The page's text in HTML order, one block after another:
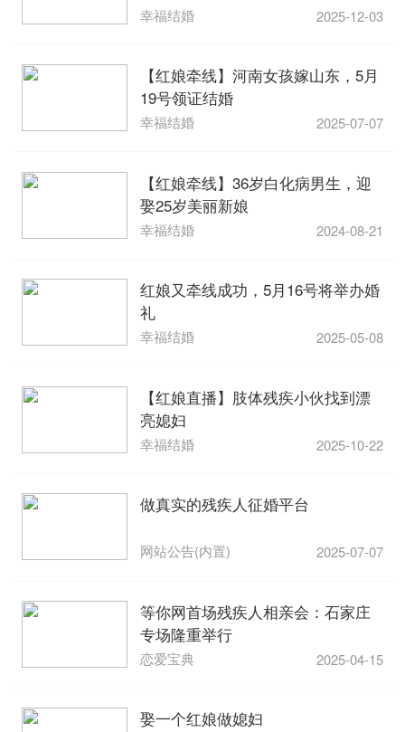
幸福结婚 2025-12-03
【红娘牵线】河南女孩嫁山东，5月
19号领证结婚
幸福结婚 2025-07-07
【红娘牵线】36岁白化病男生，迎
娶25岁美丽新娘
幸福结婚 2024-08-21
红娘又牵线成功，5月16号将举办婚
礼
幸福结婚 2025-05-08
【红娘直播】肢体残疾小伙找到漂
亮媳妇
幸福结婚 2025-10-22
做真实的残疾人征婚平台
网站公告(内置) 2025-07-07
等你网首场残疾人相亲会：石家庄
专场隆重举行
恋爱宝典 2025-04-15
娶一个红娘做媳妇